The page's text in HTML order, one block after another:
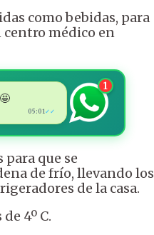
como bebidas, para
centro médico en
05:01✓✓
1
que se
de frío, llevando los
de la casa.
4º C.